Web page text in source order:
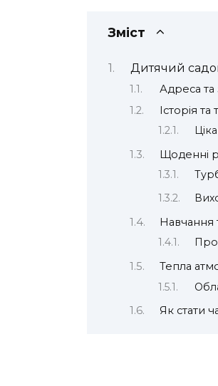
Зміст
Дитячий
Адреса
Історія та
Щоденні
Навчання
Тепла
Як стати